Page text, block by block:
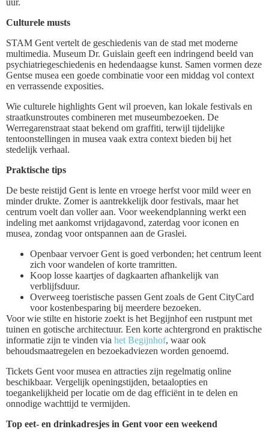
uur.
Culturele musts
STAM Gent vertelt de geschiedenis van de stad met moderne
multimedia. Museum Dr. Guislain geeft een indringend beeld van
psychiatriegeschiedenis en hedendaagse kunst. Samen vormen deze
Gentse musea een goede combinatie voor een middag vol context
en verrassende exposities.
Wie culturele highlights Gent wil proeven, kan lokale festivals en
straatkunstroutes combineren met museumbezoeken. De
Werregarenstraat staat bekend om graffiti, terwijl tijdelijke
tentoonstellingen in musea vaak extra context bieden bij het
stedelijk verhaal.
Praktische tips
De beste reistijd Gent is lente en vroege herfst voor mild weer en
minder drukte. Zomer is aantrekkelijk door festivals, maar het
centrum voelt dan voller aan. Voor weekendplanning werkt een
indeling met aankomst vrijdagavond, zaterdag voor iconen en
musea, zondag voor ontspannen aan de Graslei.
Openbaar vervoer Gent is goed verbonden; het centrum leent
zich voor wandelen of korte tramritten.
Koop losse kaartjes of dagkaarten afhankelijk van
verblijfsduur.
Overweeg toeristische passen Gent zoals de Gent CityCard
voor kostenbesparing bij meerdere bezoeken.
Voor wie stilte en historie zoekt is het Begijnhof een rustpunt met
tuinen en gotische architectuur. Een korte achtergrond en praktische
informatie zijn te vinden via het Begijnhof, waar ook
behoudsmaatregelen en bezoekadviezen worden genoemd.
Tickets Gent voor musea en attracties zijn regelmatig online
beschikbaar. Vergelijk openingstijden, betaalopties en
toegankelijkheid per locatie om de dag efficiënt in te delen en
onnodige wachttijd te vermijden.
Top eet- en drinkadresjes in Gent voor een weekend